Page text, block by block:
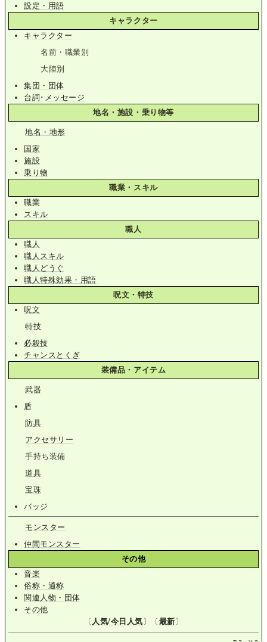
設定・用語
キャラクター
キャラクター
名前・職業別
大陸別
集団・団体
台詞･メッセージ
地名・施設・乗り物等
地名・地形
国家
施設
乗り物
職業・スキル
職業
スキル
職人
職人
職人スキル
職人どうぐ
職人特殊効果・用語
呪文・特技
呪文
特技
必殺技
チャンスとくぎ
装備品・アイテム
武器
盾
防具
アクセサリー
手持ち装備
道具
宝珠
バッジ
モンスター
仲間モンスター
その他
音楽
俗称・通称
関連人物・団体
その他
〔 人気/今日人気 〕〔 最新 〕